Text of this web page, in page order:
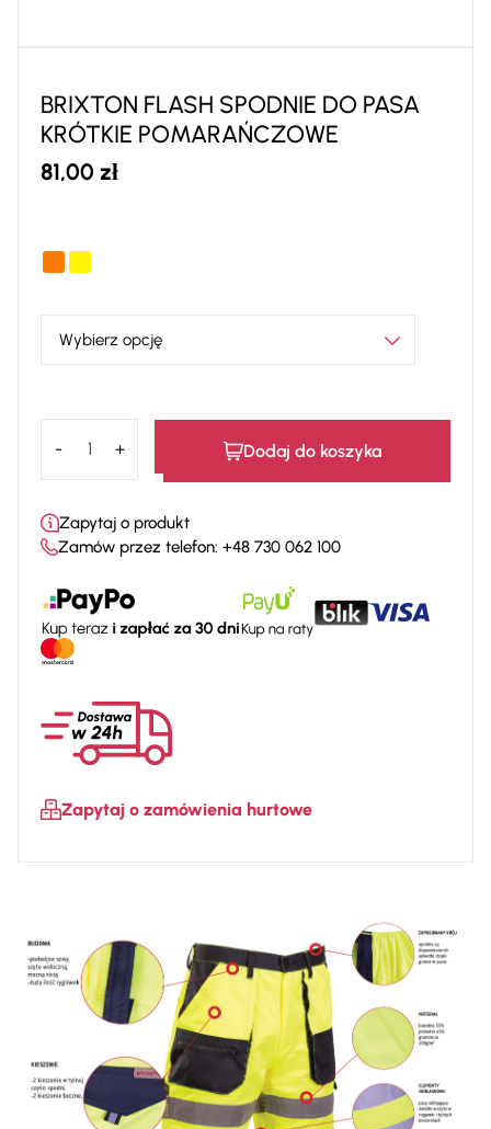
BRIXTON FLASH SPODNIE DO PASA
KRÓTKIE POMARAŃCZOWE
81,00 zł
BRIXTON
SPODNIE
DO
PASA
KRÓTKIE
POMARAŃCZOWE
Dodaj do koszyka
Zapytaj o produkt
Zamów przez telefon: +48 730 062 100
Zapytaj o zamówienia hurtowe